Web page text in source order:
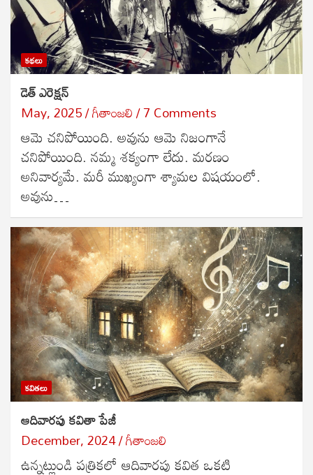
కథలు
డెత్ ఎరెక్షన్
May, 2025 గీతాంజలి 7 Comments
ఆమె చనిపోయింది. అవును ఆమె నిజంగానే
చనిపోయింది. నమ్మ శక్యంగా లేదు. మరణం
అనివార్యమే. మరీ ముఖ్యంగా శ్యామల విషయంలో.
అవును…
కవితలు
ఆదివారపు కవితా పేజీ
December, 2024 గీతాంజలి
ఉన్నట్లుండి పత్రికలో ఆదివారపు కవిత ఒకటి